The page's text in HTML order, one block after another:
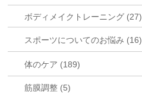
ボディメイクトレーニング (27)
スポーツについてのお悩み (16)
体のケア (189)
筋膜調整 (5)